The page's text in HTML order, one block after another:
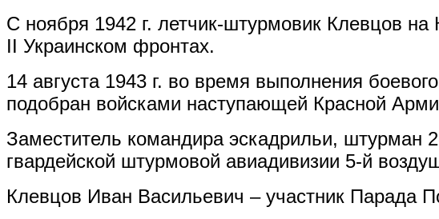
С ноября 1942 г. летчик-штурмовик Клевцов
II Украинском фронтах.
14 августа 1943 г. во время выполнения
подобран войсками наступающей Красной
Заместитель командира эскадрильи, штурман
гвардейской штурмовой авиадивизии 5-й
Клевцов Иван Васильевич – участник Парада